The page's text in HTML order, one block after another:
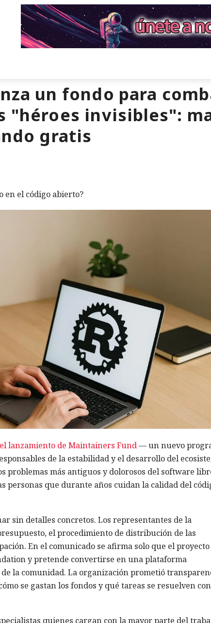
un fondo para
"héroes invisibles":
gratis
en el código abierto?
el lanzamiento de Maintainers Fund— un nuevo
de la estabilidad y el desarrollo del
problemas más antiguos y dolorosos del software
personas que durante años cuidan la calidad del
sin detalles concretos. Los representantes de la
el procedimiento de distribución de las
En el comunicado se afirma solo que el proyecto
y pretende convertirse en una plataforma
la comunidad. La organización prometió
se gastan los fondos y qué tareas se resuelven con
quienes cargan con la mayor parte del